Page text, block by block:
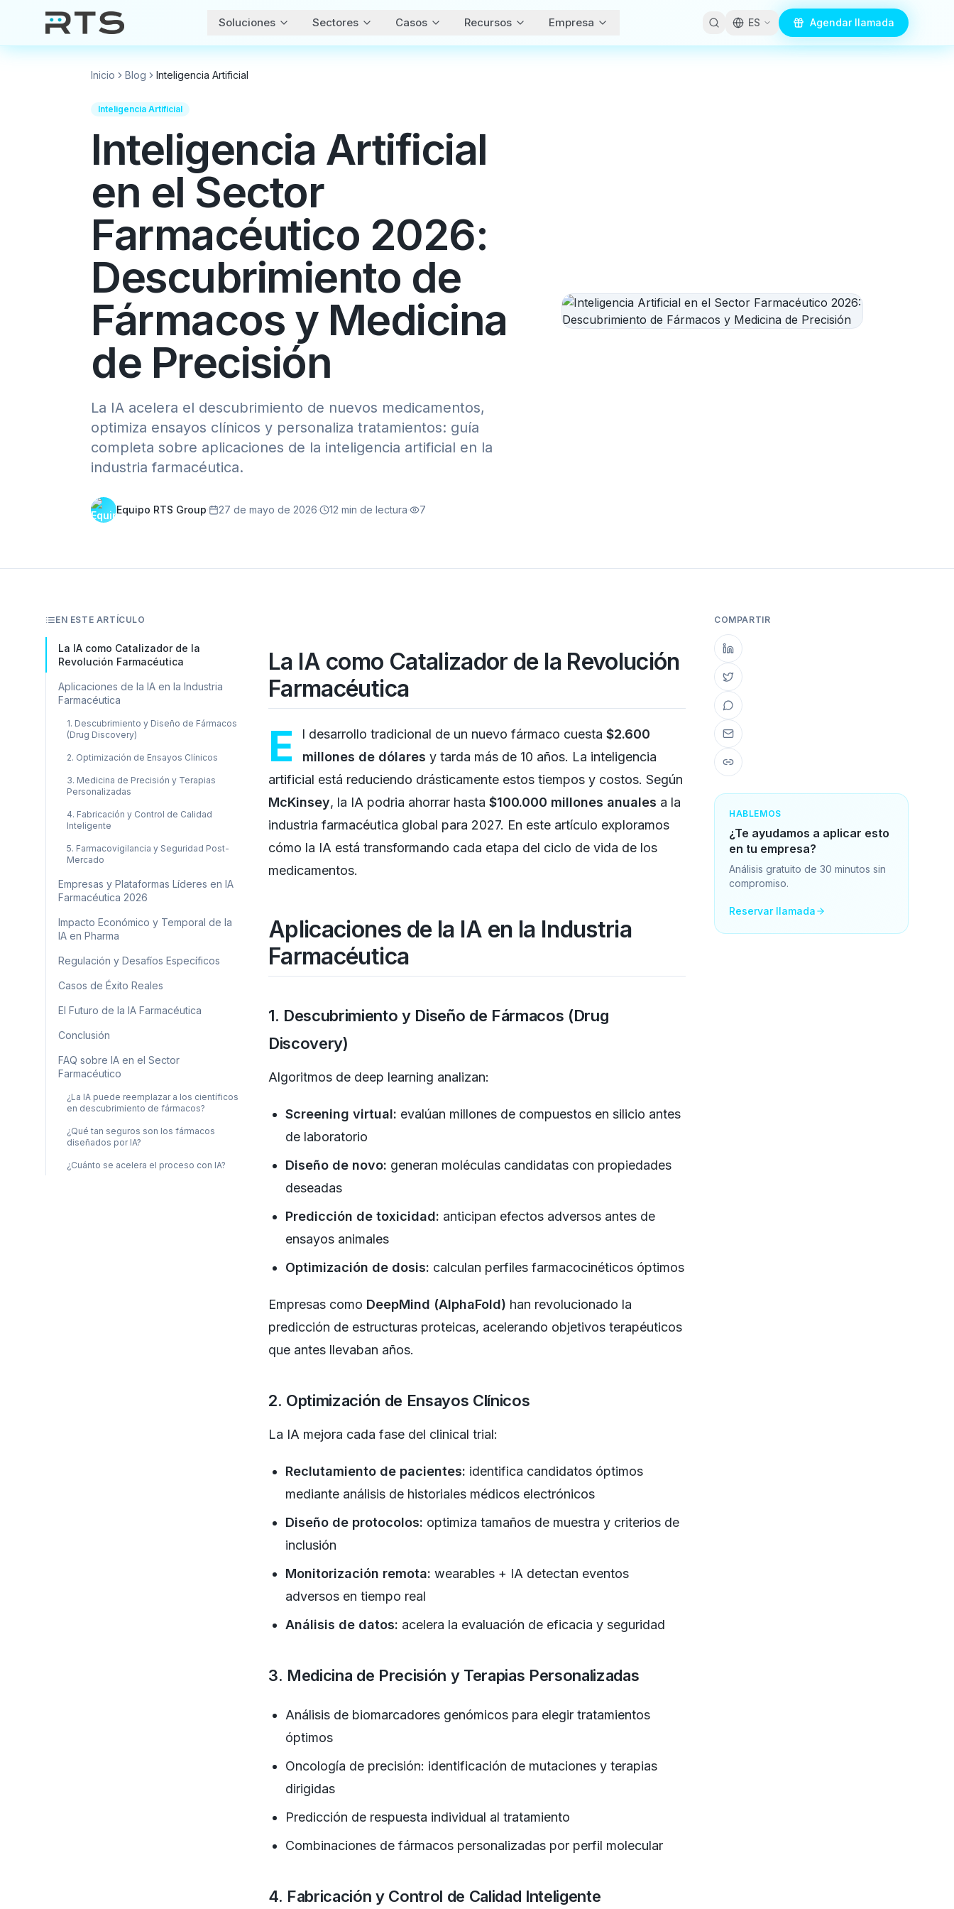
Soluciones Sectores Casos Recursos Empresa ES Agendar llamada
Inicio Blog Inteligencia Artificial
Inteligencia Artificial
Inteligencia Artificial
en el Sector
Farmacéutico 2026:
Descubrimiento de
Fármacos y Medicina
de Precisión
La IA acelera el descubrimiento de nuevos medicamentos,
optimiza ensayos clínicos y personaliza tratamientos: guía
completa sobre aplicaciones de la inteligencia artificial en la
industria farmacéutica.
Equipo RTS Group· 27 de mayo de 2026· 12 min de lectura· 7
EN ESTE ARTÍCULO
La IA como Catalizador de la
Revolución Farmacéutica
Aplicaciones de la IA en la Industria
Farmacéutica
1. Descubrimiento y Diseño de Fármacos
(Drug Discovery)
2. Optimización de Ensayos Clínicos
3. Medicina de Precisión y Terapias
Personalizadas
4. Fabricación y Control de Calidad
Inteligente
5. Farmacovigilancia y Seguridad Post-
Mercado
Empresas y Plataformas Líderes en IA
Farmacéutica 2026
Impacto Económico y Temporal de la
IA en Pharma
Regulación y Desafíos Específicos
Casos de Éxito Reales
El Futuro de la IA Farmacéutica
Conclusión
FAQ sobre IA en el Sector
Farmacéutico
¿La IA puede reemplazar a los científicos
en descubrimiento de fármacos?
¿Qué tan seguros son los fármacos
diseñados por IA?
¿Cuánto se acelera el proceso con IA?
La IA como Catalizador de la Revolución
Farmacéutica
E l desarrollo tradicional de un nuevo fármaco cuesta $2.600
millones de dólares y tarda más de 10 años. La inteligencia
artificial está reduciendo drásticamente estos tiempos y costos. Según
McKinsey, la IA podria ahorrar hasta $100.000 millones anuales a la
industria farmacéutica global para 2027. En este artículo exploramos
cómo la IA está transformando cada etapa del ciclo de vida de los
medicamentos.
Aplicaciones de la IA en la Industria
Farmacéutica
1. Descubrimiento y Diseño de Fármacos (Drug
Discovery)
Algoritmos de deep learning analizan:
Screening virtual: evalúan millones de compuestos en silicio antes
de laboratorio
Diseño de novo: generan moléculas candidatas con propiedades
deseadas
Predicción de toxicidad: anticipan efectos adversos antes de
ensayos animales
Optimización de dosis: calculan perfiles farmacocinéticos óptimos
Empresas como DeepMind (AlphaFold) han revolucionado la
predicción de estructuras proteicas, acelerando objetivos terapéuticos
que antes llevaban años.
2. Optimización de Ensayos Clínicos
La IA mejora cada fase del clinical trial:
Reclutamiento de pacientes: identifica candidatos óptimos
mediante análisis de historiales médicos electrónicos
Diseño de protocolos: optimiza tamaños de muestra y criterios de
inclusión
Monitorización remota: wearables + IA detectan eventos
adversos en tiempo real
Análisis de datos: acelera la evaluación de eficacia y seguridad
3. Medicina de Precisión y Terapias Personalizadas
Análisis de biomarcadores genómicos para elegir tratamientos
óptimos
Oncología de precisión: identificación de mutaciones y terapias
dirigidas
Predicción de respuesta individual al tratamiento
Combinaciones de fármacos personalizadas por perfil molecular
4. Fabricación y Control de Calidad Inteligente
COMPARTIR
HABLEMOS
¿Te ayudamos a aplicar esto
en tu empresa?
Análisis gratuito de 30 minutos sin
compromiso.
Reservar llamada